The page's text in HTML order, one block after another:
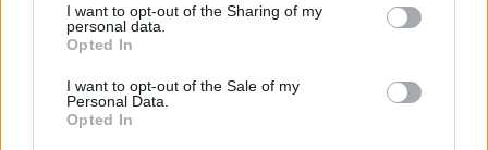
not limited to your visit or usage behaviour. You may click to
grant or deny consent to Google and its third-party tags to
use your data for below specified purposes in below Google
consent section.
I want to opt-out of the Sharing of my
personal data.
Opted In
I want to opt-out of the Sale of my
Personal Data.
Opted In